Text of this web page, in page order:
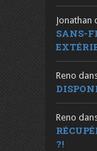
Jonathan
SANS-
Reno
Reno
?!